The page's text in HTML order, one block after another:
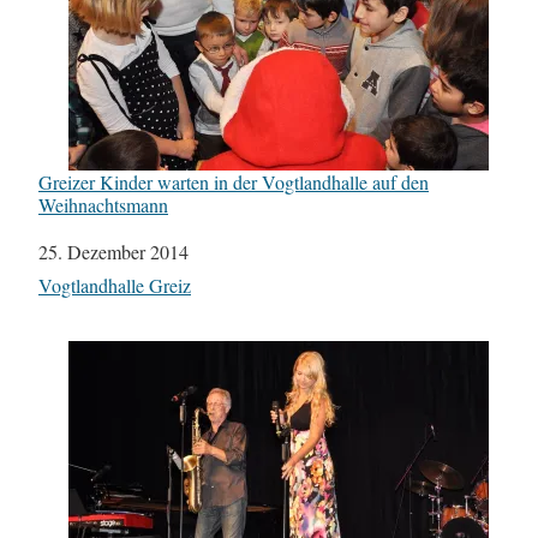
Greizer Kinder warten in der Vogtlandhalle auf den
Weihnachtsmann
Datum
25. Dezember 2014
In Bezug auf
Vogtlandhalle Greiz